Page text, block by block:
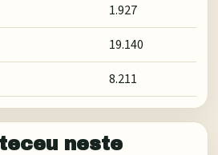
1.927
19.140
8.211
neste